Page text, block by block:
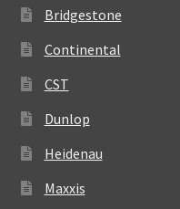
Bridgestone
Continental
CST
Dunlop
Heidenau
Maxxis